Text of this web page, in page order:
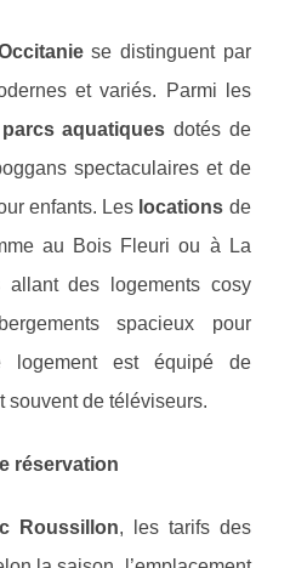
se distinguent par
et variés. Parmi les
parcs aquatiques dotés de
spectaculaires et de
enfants. Les locations de
au Bois Fleuri ou à La
allant des logements cosy
spacieux pour
logement est équipé de
souvent de téléviseurs.
réservation
Roussillon, les tarifs des